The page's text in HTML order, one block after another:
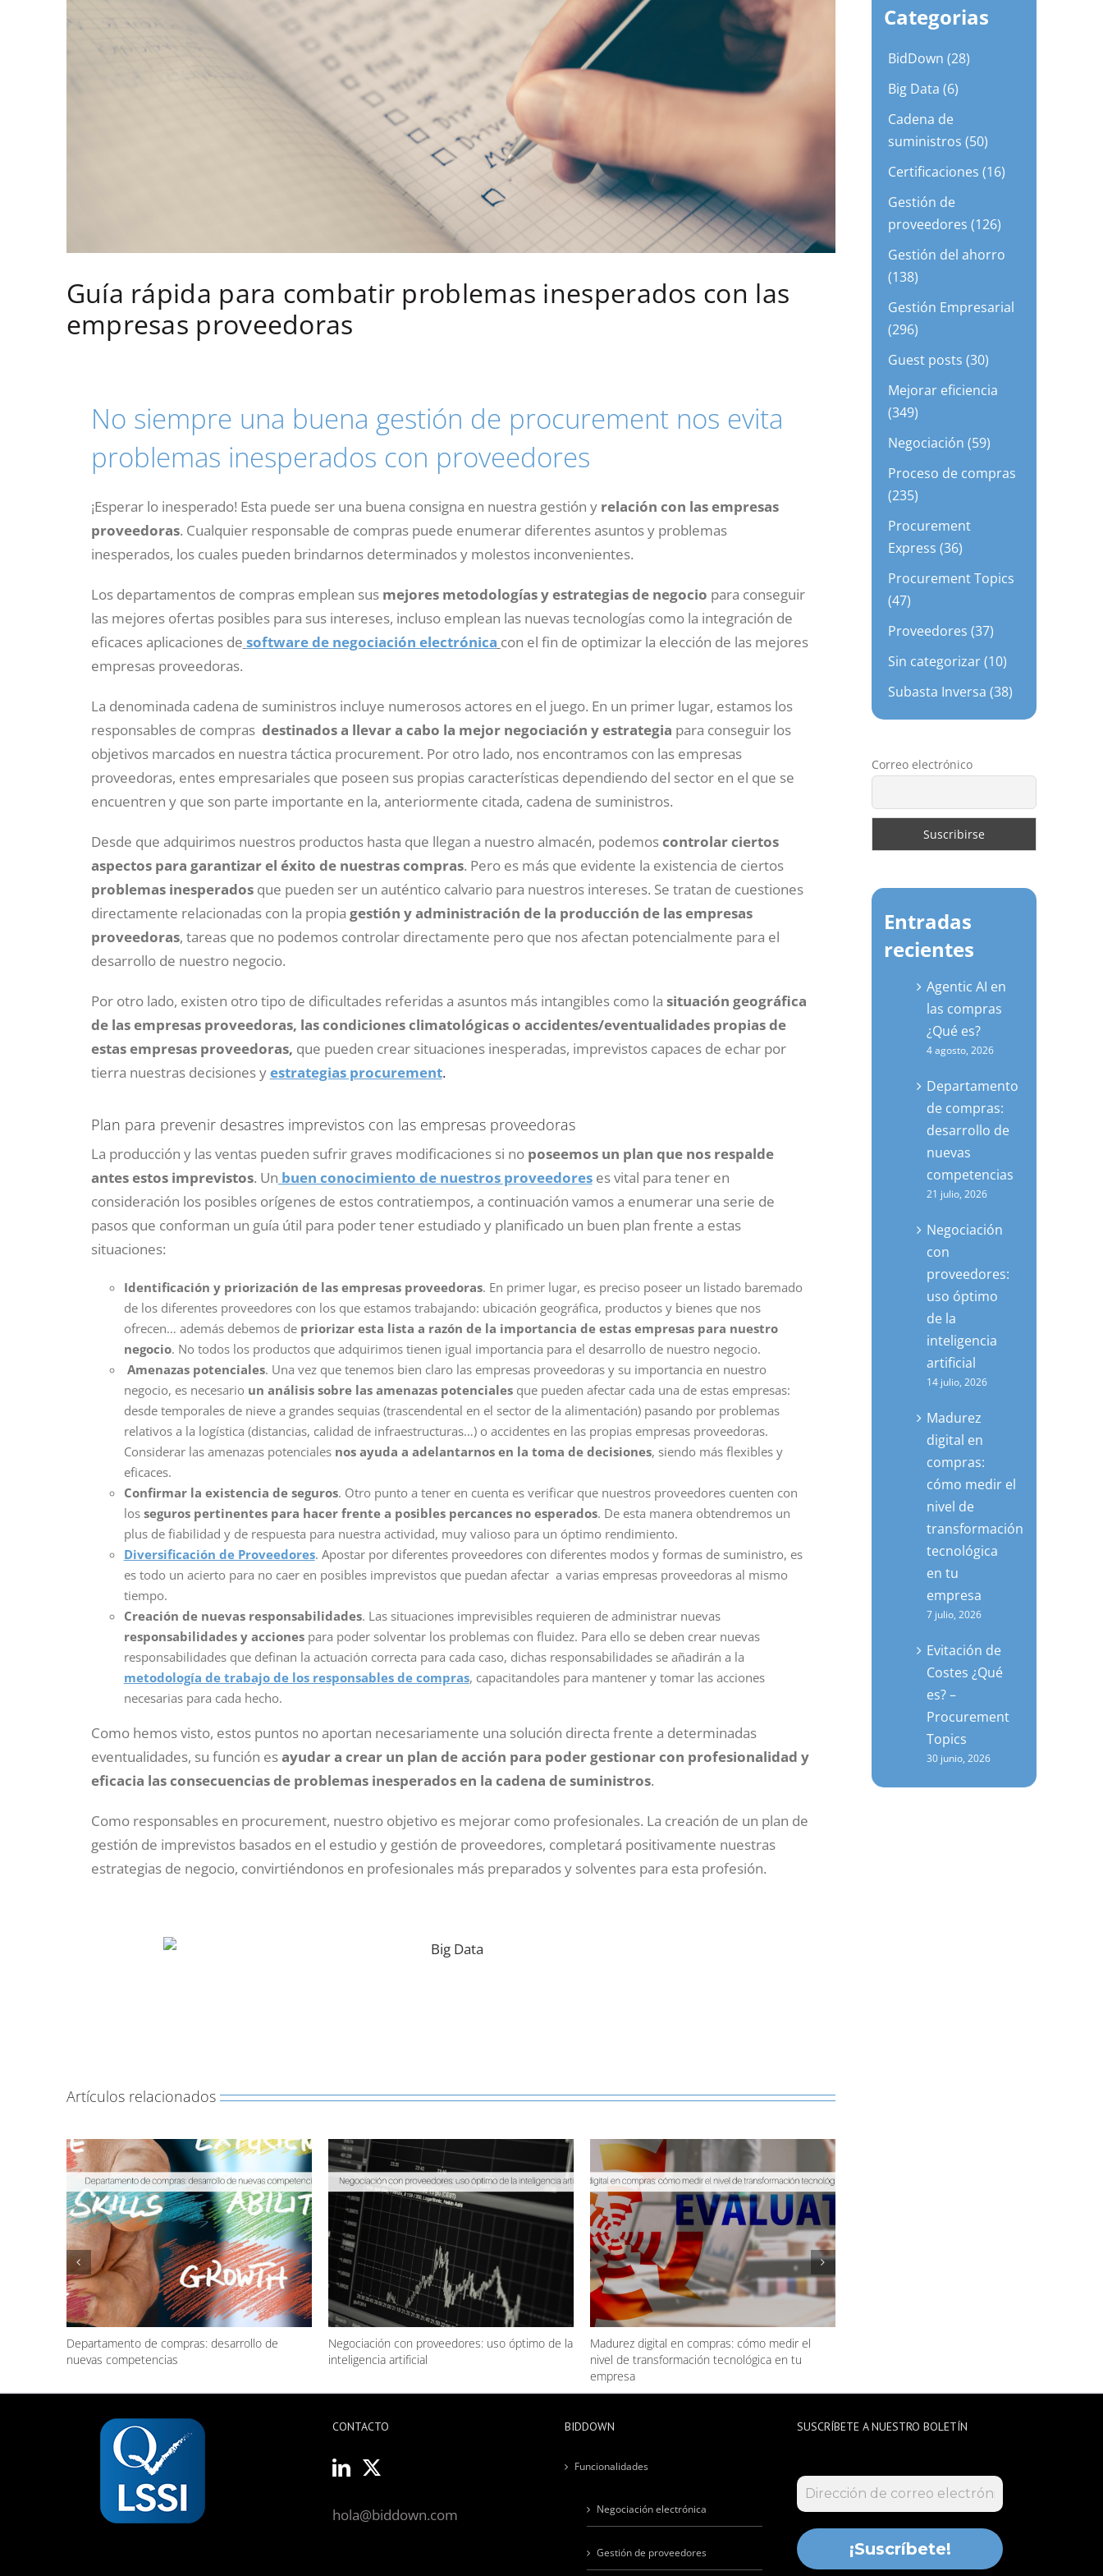
Guía rápida para combatir problemas inesperados con las
empresas proveedoras
No siempre una buena gestión de procurement nos evita
problemas inesperados con proveedores
¡Esperar lo inesperado! Esta puede ser una buena consigna en nuestra gestión y relación con las empresas
proveedoras. Cualquier responsable de compras puede enumerar diferentes asuntos y problemas
inesperados, los cuales pueden brindarnos determinados y molestos inconvenientes.
Los departamentos de compras emplean sus mejores metodologías y estrategias de negocio para conseguir
las mejores ofertas posibles para sus intereses, incluso emplean las nuevas tecnologías como la integración de
eficaces aplicaciones de software de negociación electrónica con el fin de optimizar la elección de las mejores
empresas proveedoras.
La denominada cadena de suministros incluye numerosos actores en el juego. En un primer lugar, estamos los
responsables de compras destinados a llevar a cabo la mejor negociación y estrategia para conseguir los
objetivos marcados en nuestra táctica procurement. Por otro lado, nos encontramos con las empresas
proveedoras, entes empresariales que poseen sus propias características dependiendo del sector en el que se
encuentren y que son parte importante en la, anteriormente citada, cadena de suministros.
Desde que adquirimos nuestros productos hasta que llegan a nuestro almacén, podemoscontrolar ciertos
aspectos para garantizar el éxito de nuestras compras. Pero es más que evidente la existencia de ciertos
problemas inesperadosque pueden ser un auténtico calvario para nuestros intereses. Se tratan de cuestiones
directamente relacionadas con la propia gestión y administración de la producción de las empresas
proveedoras, tareas que no podemos controlar directamente pero que nos afectan potencialmente para el
desarrollo de nuestro negocio.
Por otro lado, existen otro tipo de dificultades referidas a asuntos más intangibles como la situación geográfica
de las empresas proveedoras, las condiciones climatológicas o accidentes/eventualidades propias de
estas empresas proveedoras, que pueden crear situaciones inesperadas, imprevistos capaces de echar por
tierra nuestras decisiones yestrategias procurement.
Plan para prevenir desastres imprevistos con las empresas proveedoras
La producción y las ventas pueden sufrir graves modificaciones si no poseemos un plan que nos respalde
antes estos imprevistos. Un buen conocimiento de nuestros proveedoreses vital para tener en
consideración los posibles orígenes de estos contratiempos, a continuación vamos a enumerar una serie de
pasos que conforman un guía útil para poder tener estudiado y planificado un buen plan frente a estas
situaciones:
Identificación y priorización de las empresas proveedoras. En primer lugar, es preciso poseer un listado baremado
de los diferentes proveedores con los que estamos trabajando: ubicación geográfica, productos y bienes que nos
ofrecen… además debemos de priorizar esta lista a razón de la importancia de estas empresas para nuestro
negocio. No todos los productos que adquirimos tienen igual importancia para el desarrollo de nuestro negocio.
Amenazas potenciales. Una vez que tenemos bien claro las empresas proveedoras y su importancia en nuestro
negocio, es necesario un análisis sobre las amenazas potencialesque pueden afectar cada una de estas empresas:
desde temporales de nieve a grandes sequias (trascendental en el sector de la alimentación) pasando por problemas
relativos a la logística (distancias, calidad de infraestructuras…) o accidentes en las propias empresas proveedoras.
Considerar las amenazas potenciales nos ayuda a adelantarnos en la toma de decisiones, siendo más flexibles y
eficaces.
Confirmar la existencia de seguros. Otro punto a tener en cuenta es verificar que nuestros proveedores cuenten con
los seguros pertinentes para hacer frente a posibles percances no esperados. De esta manera obtendremos un
plus de fiabilidad y de respuesta para nuestra actividad, muy valioso para un óptimo rendimiento.
Diversificación de Proveedores. Apostar por diferentes proveedores con diferentes modos y formas de suministro, es
es todo un acierto para no caer en posibles imprevistos que puedan afectar a varias empresas proveedoras al mismo
tiempo.
Creación de nuevas responsabilidades. Las situaciones imprevisibles requieren de administrar nuevas
responsabilidades y accionespara poder solventar los problemas con fluidez. Para ello se deben crear nuevas
responsabilidades que definan la actuación correcta para cada caso, dichas responsabilidades se añadirán a la
metodología de trabajo de los responsables de compras, capacitandoles para mantener y tomar las acciones
necesarias para cada hecho.
Como hemos visto, estos puntos no aportan necesariamente una solución directa frente a determinadas
eventualidades, su función esayudar a crear un plan de acción para poder gestionar con profesionalidad y
eficacia las consecuencias de problemas inesperados en la cadena de suministros.
Como responsables en procurement, nuestro objetivo es mejorar como profesionales. La creación de un plan de
gestión de imprevistos basados en el estudio y gestión de proveedores, completará positivamente nuestras
estrategias de negocio, convirtiéndonos en profesionales más preparados y solventes para esta profesión.
Artículos relacionados
Departamento de compras: desarrollo de
nuevas competencias
Negociación con proveedores: uso óptimo de la
inteligencia artificial
Madurez digital en compras: cómo medir el
nivel de transformación tecnológica en tu
empresa
Categorias
BidDown (28)
Big Data (6)
Cadena de
suministros (50)
Certificaciones (16)
Gestión de
proveedores (126)
Gestión del ahorro
(138)
Gestión Empresarial
(296)
Guest posts (30)
Mejorar eficiencia
(349)
Negociación (59)
Proceso de compras
(235)
Procurement
Express (36)
Procurement Topics
(47)
Proveedores (37)
Sin categorizar (10)
Subasta Inversa (38)
Correo electrónico
Entradas
recientes
Agentic AI en
las compras
¿Qué es?
4 agosto, 2026
Departamento
de compras:
desarrollo de
nuevas
competencias
21 julio, 2026
Negociación
con
proveedores:
uso óptimo
de la
inteligencia
artificial
14 julio, 2026
Madurez
digital en
compras:
cómo medir el
nivel de
transformación
tecnológica
en tu
empresa
7 julio, 2026
Evitación de
Costes ¿Qué
es? –
Procurement
Topics
30 junio, 2026
CONTACTO
hola@biddown.com
BIDDOWN
Funcionalidades
Negociación electrónica
Gestión de proveedores
SUSCRÍBETE A NUESTRO BOLETÍN